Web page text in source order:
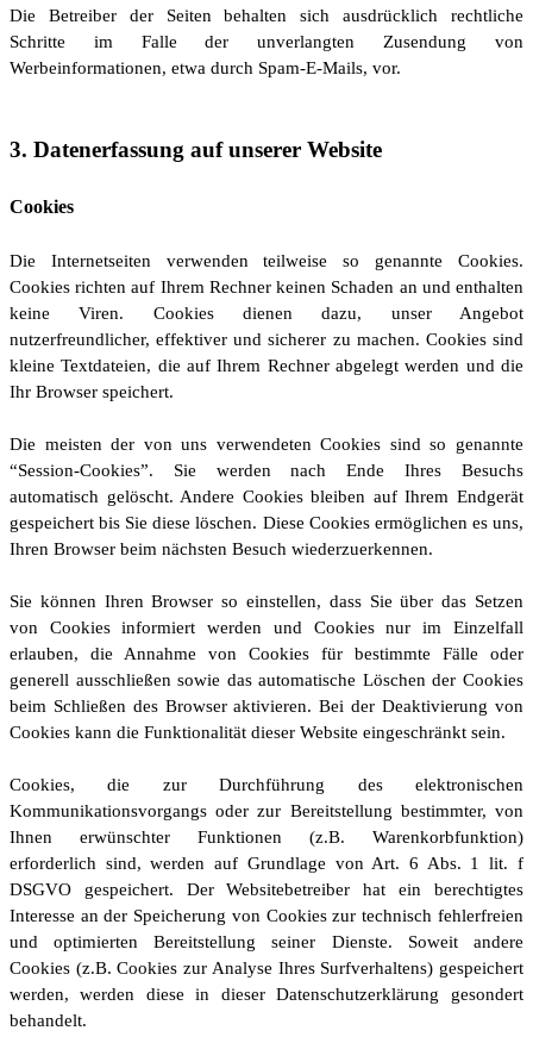
Die Betreiber der Seiten behalten sich ausdrücklich rechtliche
Schritte im Falle der unverlangten Zusendung von
Werbeinformationen, etwa durch Spam-E-Mails, vor.
3. Datenerfassung auf unserer Website
Cookies
Die Internetseiten verwenden teilweise so genannte Cookies.
Cookies richten auf Ihrem Rechner keinen Schaden an und enthalten
keine Viren. Cookies dienen dazu, unser Angebot
nutzerfreundlicher, effektiver und sicherer zu machen. Cookies sind
kleine Textdateien, die auf Ihrem Rechner abgelegt werden und die
Ihr Browser speichert.
Die meisten der von uns verwendeten Cookies sind so genannte
“Session-Cookies”. Sie werden nach Ende Ihres Besuchs
automatisch gelöscht. Andere Cookies bleiben auf Ihrem Endgerät
gespeichert bis Sie diese löschen. Diese Cookies ermöglichen es uns,
Ihren Browser beim nächsten Besuch wiederzuerkennen.
Sie können Ihren Browser so einstellen, dass Sie über das Setzen
von Cookies informiert werden und Cookies nur im Einzelfall
erlauben, die Annahme von Cookies für bestimmte Fälle oder
generell ausschließen sowie das automatische Löschen der Cookies
beim Schließen des Browser aktivieren. Bei der Deaktivierung von
Cookies kann die Funktionalität dieser Website eingeschränkt sein.
Cookies, die zur Durchführung des elektronischen
Kommunikationsvorgangs oder zur Bereitstellung bestimmter, von
Ihnen erwünschter Funktionen (z.B. Warenkorbfunktion)
erforderlich sind, werden auf Grundlage von Art. 6 Abs. 1 lit. f
DSGVO gespeichert. Der Websitebetreiber hat ein berechtigtes
Interesse an der Speicherung von Cookies zur technisch fehlerfreien
und optimierten Bereitstellung seiner Dienste. Soweit andere
Cookies (z.B. Cookies zur Analyse Ihres Surfverhaltens) gespeichert
werden, werden diese in dieser Datenschutzerklärung gesondert
behandelt.